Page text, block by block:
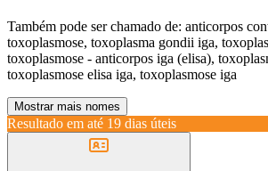
Também pode ser chamado de: anticorpos
toxoplasmose, toxoplasma gondii iga,
toxoplasmose - anticorpos iga (elisa),
toxoplasmose elisa iga, toxoplasmose iga
Mostrar mais nomes
Resultado em até 19 dias úteis